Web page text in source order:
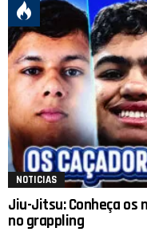
NOTICIAS
Jiu-Jitsu: Conheça os
no grappling